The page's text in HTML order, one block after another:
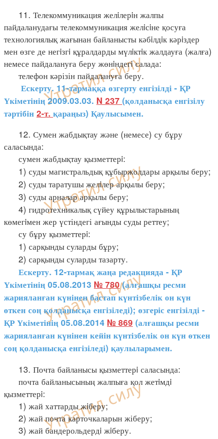
11. Телекоммуникация желiлерiн жалпы
пайдаланудағы телекоммуникация желiсiне қосуға
технологиялық жағынан байланысты кәбiлдiк кәрiздер
мен өзге де негiзгi құралдарды мүлiктiк жалдауға (жалға)
немесе пайдалануға беру жөнiндегi салада:
телефон кәрізін пайдалануға беру.
Ескерту. 11-тармаққа өзгерту енгізілді - ҚР
Үкіметінің 2009.03.03. N 237 (қолданысқа енгізілу
тәртібін 2-т. қараңыз) Қаулысымен.
12. Сумен жабдықтау және (немесе) су бұру
саласында:
сумен жабдықтау қызметтерi:
1) суды магистральдық құбыржолдары арқылы беру;
2) суды таратушы желiлер арқылы беру;
3) суды арналар арқылы беру;
4) гидротехникалық сүйеу құрылыстарының
көмегiмен жер үстіндегі ағынды суды реттеу;
су бұру қызметтерi:
1) сарқынды суларды бұру;
2) сарқынды суларды тазарту.
Ескерту. 12-тармақ жаңа редакцияда - ҚР
Үкіметінің 05.08.2013 № 780(алғашқы ресми
жарияланған күнінен бастап күнтізбелік он күн
өткен соң қолданысқа енгізіледі); өзгеріс енгізілді -
ҚР Үкіметінің 05.08.2014 № 869 (алғашқы ресми
жарияланған күнінен кейін күнтізбелік он күн өткен
соң қолданысқа енгізіледі) қаулыларымен.
13. Почта байланысы қызметтерi саласында:
почта байланысының жалпыға қол жетiмдi
қызметтерi:
1) жай хаттарды жiберу;
2) жай почта карточкаларын жіберу;
3) жай бандерольдердi жiберу.